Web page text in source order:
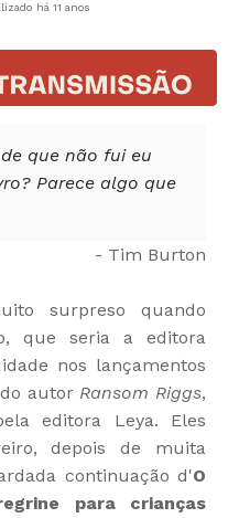
há 11 anos
que não fui eu
Parece algo que
- Tim Burton
surpreso quando
que seria a editora
nos lançamentos
autor Ransom Riggs,
editora Leya. Eles
depois de muita
continuação d'O
para crianças